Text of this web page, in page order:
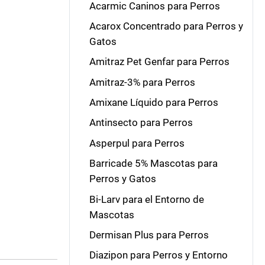
Acarmic Caninos para Perros
Acarox Concentrado para Perros y
Gatos
Amitraz Pet Genfar para Perros
Amitraz-3% para Perros
Amixane Líquido para Perros
Antinsecto para Perros
Asperpul para Perros
Barricade 5% Mascotas para
Perros y Gatos
Bi-Larv para el Entorno de
Mascotas
Dermisan Plus para Perros
Diazipon para Perros y Entorno